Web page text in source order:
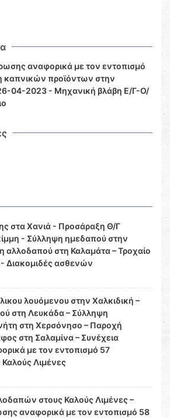
αναφορικά με τον εντοπισμό
καπνικών προϊόντων στην
04-2023 - Μηχανική βλάβη Ε/Γ-Ο/
στα Χανιά - Προσάραξη Θ/Γ
- Σύλληψη ημεδαπού στην
αλλοδαπού στη Καλαμάτα – Τροχαίο
Διακομιδές ασθενών
λουόμενου στην Χαλκιδική –
στη Λευκάδα – Σύλληψη
στη Χερσόνησο – Παροχή
στη Σαλαμίνα – Συνέχεια
με τον εντοπισμό 57
Λιμένες
στους Καλούς Λιμένες –
αναφορικά με τον εντοπισμό 58